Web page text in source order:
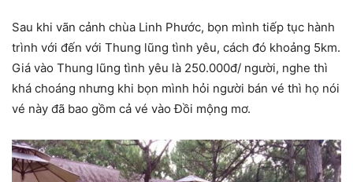
Sau khi vãn cảnh chùa Linh Phước, bọn mình tiếp tục hành
trình với đến với Thung lũng tình yêu, cách đó khoảng 5km.
Giá vào Thung lũng tình yêu là 250.000đ/ người, nghe thì
khá choáng nhưng khi bọn mình hỏi người bán vé thì họ nói
vé này đã bao gồm cả vé vào Đồi mộng mơ.